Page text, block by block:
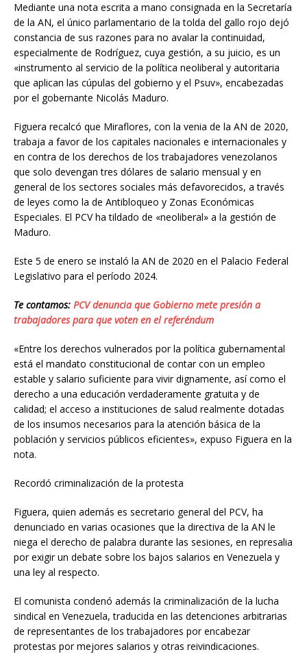
Mediante una nota escrita a mano consignada en la Secretaría
de la AN, el único parlamentario de la tolda del gallo rojo dejó
constancia de sus razones para no avalar la continuidad,
especialmente de Rodríguez, cuya gestión, a su juicio, es un
«instrumento al servicio de la política neoliberal y autoritaria
que aplican las cúpulas del gobierno y el Psuv», encabezadas
por el gobernante Nicolás Maduro.
Figuera recalcó que Miraflores, con la venia de la AN de 2020,
trabaja a favor de los capitales nacionales e internacionales y
en contra de los derechos de los trabajadores venezolanos
que solo devengan tres dólares de salario mensual y en
general de los sectores sociales más defavorecidos, a través
de leyes como la de Antibloqueo y Zonas Económicas
Especiales. El PCV ha tildado de «neoliberal» a la gestión de
Maduro.
Este 5 de enero se instaló la AN de 2020 en el Palacio Federal
Legislativo para el período 2024.
Te contamos: PCV denuncia que Gobierno mete presión a
trabajadores para que voten en el referéndum
«Entre los derechos vulnerados por la política gubernamental
está el mandato constitucional de contar con un empleo
estable y salario suficiente para vivir dignamente, así como el
derecho a una educación verdaderamente gratuita y de
calidad; el acceso a instituciones de salud realmente dotadas
de los insumos necesarios para la atención básica de la
población y servicios públicos eficientes», expuso Figuera en la
nota.
Recordó criminalización de la protesta
Figuera, quien además es secretario general del PCV, ha
denunciado en varias ocasiones que la directiva de la AN le
niega el derecho de palabra durante las sesiones, en represalia
por exigir un debate sobre los bajos salarios en Venezuela y
una ley al respecto.
El comunista condenó además la criminalización de la lucha
sindical en Venezuela, traducida en las detenciones arbitrarias
de representantes de los trabajadores por encabezar
protestas por mejores salarios y otras reivindicaciones.